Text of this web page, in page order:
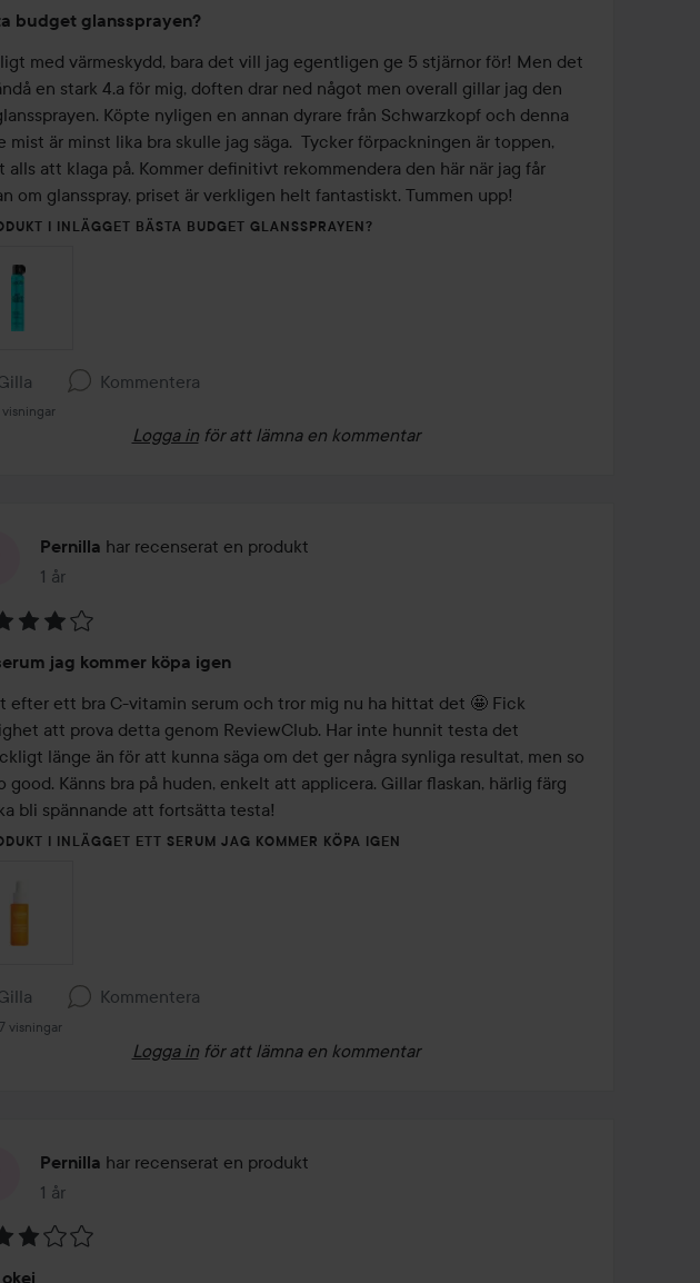
budget glanssprayen?
med värmeskydd, bara det vill jag egentligen ge 5 stjärnor för! Men det
en stark 4.a för mig, doften drar ned något men overall gillar jag den
Köpte nyligen en annan dyrare från Schwarzkopf och denna
mist är minst lika bra skulle jag säga.  Tycker förpackningen är toppen,
alls att klaga på. Kommer definitivt rekommendera den här när jag får
om glansspray, priset är verkligen helt fantastiskt. Tummen upp!
I INLÄGGET BÄSTA BUDGET GLANSSPRAYEN?
Kommentera
visningar
Logga in för att lämna en kommentar
Pernilla har recenserat en produkt
1 år
Inlägget skapades 1 år
jag kommer köpa igen
efter ett bra C-vitamin serum och tror mig nu ha hittat det 🤩 Fick
att prova detta genom ReviewClub. Har inte hunnit testa det
länge än för att kunna säga om det ger några synliga resultat, men so
good. Känns bra på huden, enkelt att applicera. Gillar flaskan, härlig färg
bli spännande att fortsätta testa!
I INLÄGGET ETT SERUM JAG KOMMER KÖPA IGEN
Kommentera
visningar
Logga in för att lämna en kommentar
Pernilla har recenserat en produkt
1 år
Inlägget skapades 1 år